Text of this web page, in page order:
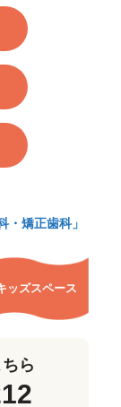
ッズスペース
ら